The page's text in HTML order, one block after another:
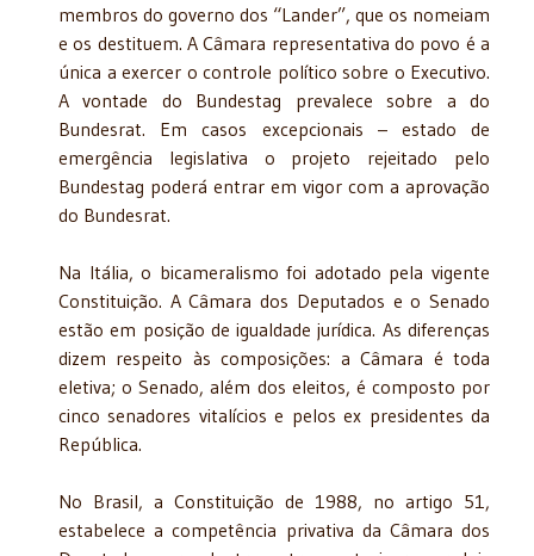
membros do governo dos “Lander”, que os nomeiam
e os destituem. A Câmara representativa do povo é a
única a exercer o controle político sobre o Executivo.
A vontade do Bundestag prevalece sobre a do
Bundesrat. Em casos excepcionais – estado de
emergência legislativa o projeto rejeitado pelo
Bundestag poderá entrar em vigor com a aprovação
do Bundesrat.
Na Itália, o bicameralismo foi adotado pela vigente
Constituição. A Câmara dos Deputados e o Senado
estão em posição de igualdade jurídica. As diferenças
dizem respeito às composições: a Câmara é toda
eletiva; o Senado, além dos eleitos, é composto por
cinco senadores vitalícios e pelos ex presidentes da
República.
No Brasil, a Constituição de 1988, no artigo 51,
estabelece a competência privativa da Câmara dos